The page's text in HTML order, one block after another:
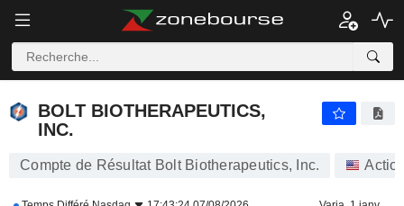
BOLT BIOTHERAPEUTICS,
INC.
Compte de Résultat Bolt Biotherapeutics, Inc.